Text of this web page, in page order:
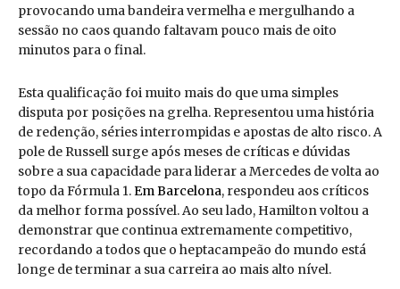
provocando uma bandeira vermelha e mergulhando a
sessão no caos quando faltavam pouco mais de oito
minutos para o final.
Esta qualificação foi muito mais do que uma simples
disputa por posições na grelha. Representou uma história
de redenção, séries interrompidas e apostas de alto risco. A
pole de Russell surge após meses de críticas e dúvidas
sobre a sua capacidade para liderar a Mercedes de volta ao
topo da Fórmula 1.Em Barcelona, respondeu aos críticos
da melhor forma possível. Ao seu lado, Hamilton voltou a
demonstrar que continua extremamente competitivo,
recordando a todos que o heptacampeão do mundo está
longe de terminar a sua carreira ao mais alto nível.